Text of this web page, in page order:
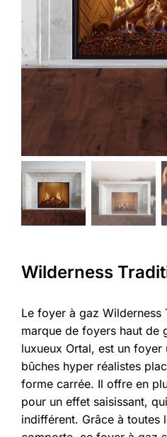
Wilderness
Le foyer à gaz Wilderness
marque de foyers haut de
luxueux Ortal, est un foyer
bûches hyper réalistes
forme carrée. Il offre en
pour un effet saisissant,
indifférent. Grâce à toutes